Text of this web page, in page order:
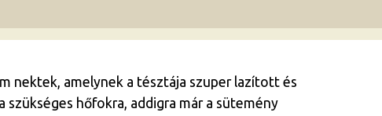
nektek, amelynek a tésztája szuper lazított és
hőfokra, addigra már a sütemény